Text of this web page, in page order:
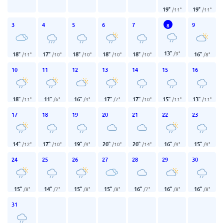
19° /11° 19° /11°
3
18° /11°
4
17° /10°
5
18° /10°
6
18° /10°
7
18° /10°
8
13° /9°
9
16° /8°
10
18° /11°
11
11° /6°
12
16° /4°
13
17° /7°
14
17° /10°
15
15° /11°
16
13° /11°
17
14° /12°
18
17° /10°
19
19° /9°
20
20° /10°
21
20° /14°
22
16° /9°
23
15° /9°
24
15° /8°
25
14° /7°
26
15° /8°
27
15° /8°
28
16° /7°
29
16° /8°
30
16° /8°
31